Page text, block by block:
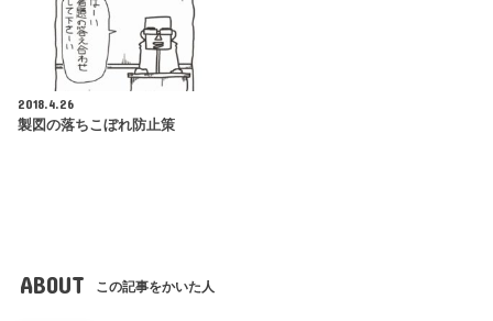
2018.4.26
製図の落ちこぼれ防止策
ABOUT この記事をかいた人